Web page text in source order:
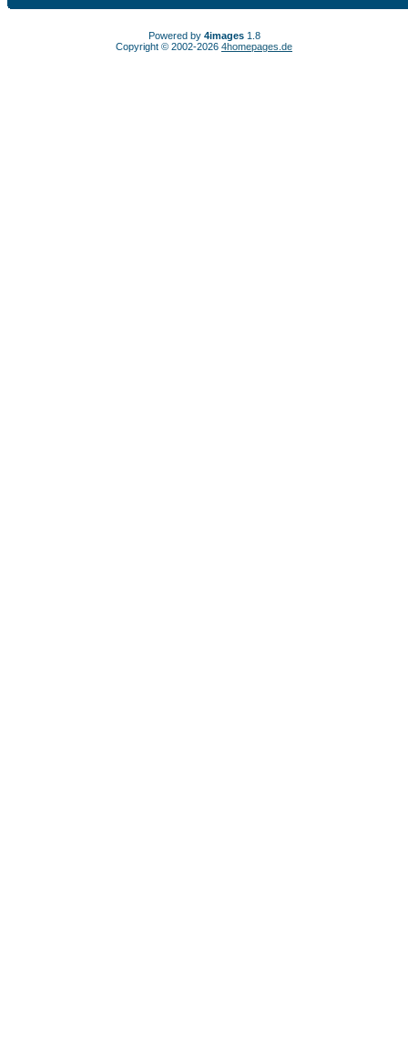
Powered by 4images1.8
Copyright © 2002-2026 4homepages.de